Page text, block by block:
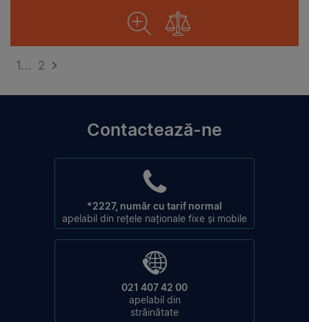
1... 2
Contactează-ne
*2227, număr cu tarif normal
apelabil din rețele naționale fixe și mobile
021 407 42 00
apelabil din
străinătate